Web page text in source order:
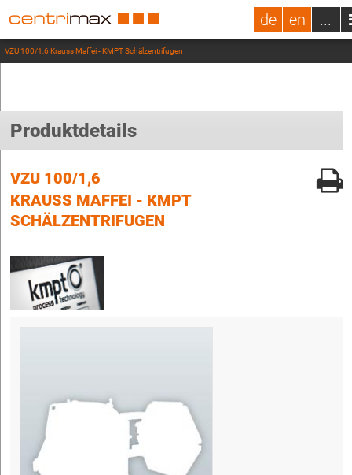
de en ...
VZU 100/1,6 Krauss Maffei - KMPT Schälzentrifugen
Produktdetails
VZU 100/1,6
KRAUSS MAFFEI - KMPT
SCHÄLZENTRIFUGEN